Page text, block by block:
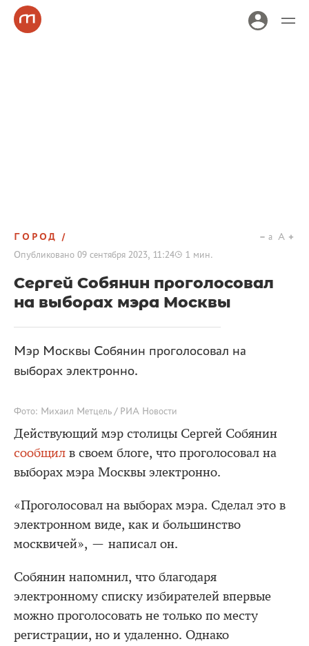
ГОРОД
Опубликовано 09 сентября 2023, 11:24 1 мин.
a A
Сергей Собянин проголосовал
на выборах мэра Москвы
Мэр Москвы Собянин проголосовал на
выборах электронно.
Фото: Михаил Метцель / РИА Новости
Действующий мэр столицы Сергей Собянин
сообщил в своем блоге, что проголосовал на
выборах мэра Москвы электронно.
«Проголосовал на выборах мэра. Сделал это в
электронном виде, как и большинство
москвичей», — написал он.
Собянин напомнил, что благодаря
электронному списку избирателей впервые
можно проголосовать не только по месту
регистрации, но и удаленно. Однако